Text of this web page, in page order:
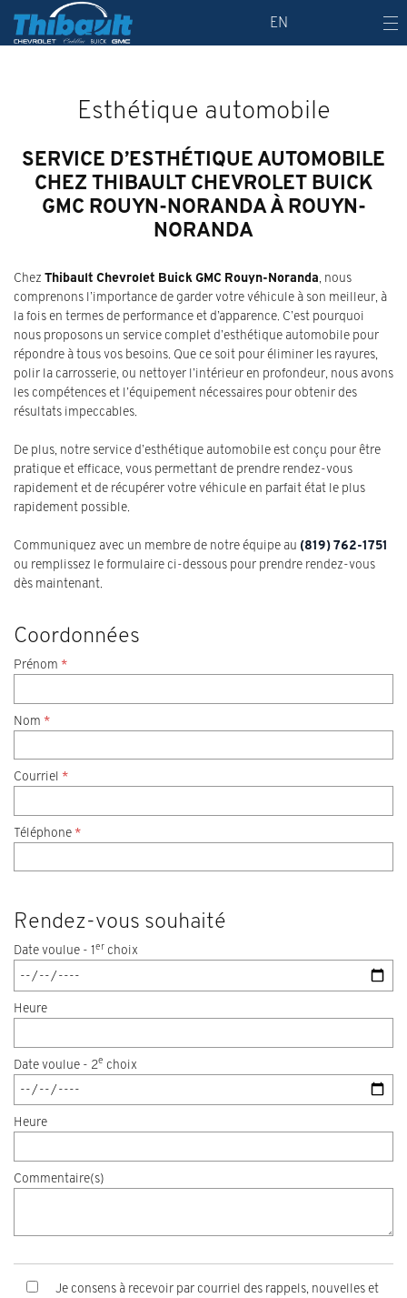
EN
Esthétique automobile
SERVICE D’ESTHÉTIQUE AUTOMOBILE
CHEZ THIBAULT CHEVROLET BUICK
GMC ROUYN-NORANDA À ROUYN-
NORANDA
Chez Thibault Chevrolet Buick GMC Rouyn-Noranda, nous
comprenons l’importance de garder votre véhicule à son meilleur, à
la fois en termes de performance et d’apparence. C’est pourquoi
nous proposons un service complet d’esthétique automobile pour
répondre à tous vos besoins. Que ce soit pour éliminer les rayures,
polir la carrosserie, ou nettoyer l’intérieur en profondeur, nous avons
les compétences et l’équipement nécessaires pour obtenir des
résultats impeccables.
De plus, notre service d’esthétique automobile est conçu pour être
pratique et efficace, vous permettant de prendre rendez-vous
rapidement et de récupérer votre véhicule en parfait état le plus
rapidement possible.
Communiquez avec un membre de notre équipe au (819) 762-1751
ou remplissez le formulaire ci-dessous pour prendre rendez-vous
dès maintenant.
Coordonnées
Prénom *
Nom *
Courriel *
Téléphone *
Rendez-vous souhaité
Date voulue - 1er choix
Heure
Date voulue - 2e choix
Heure
Commentaire(s)
Je consens à recevoir par courriel des rappels, nouvelles et